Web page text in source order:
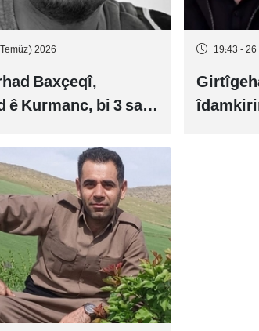
2026
Baxçeqî,
ê Kurmanc, bi 3 sal
19:43 -